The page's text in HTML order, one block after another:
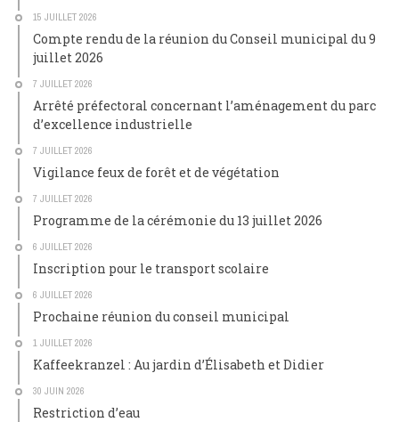
15 JUILLET 2026
Compte rendu de la réunion du Conseil municipal du 9
juillet 2026
7 JUILLET 2026
Arrêté préfectoral concernant l’aménagement du parc
d’excellence industrielle
7 JUILLET 2026
Vigilance feux de forêt et de végétation
7 JUILLET 2026
Programme de la cérémonie du 13 juillet 2026
6 JUILLET 2026
Inscription pour le transport scolaire
6 JUILLET 2026
Prochaine réunion du conseil municipal
1 JUILLET 2026
Kaffeekranzel : Au jardin d’Élisabeth et Didier
30 JUIN 2026
Restriction d’eau